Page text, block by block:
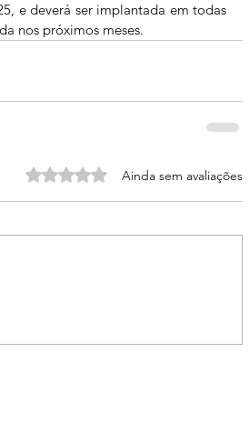
e deverá ser implantada em todas
nos próximos meses.
Avaliado com 0 de 5 estrelas.
Ainda sem avaliações